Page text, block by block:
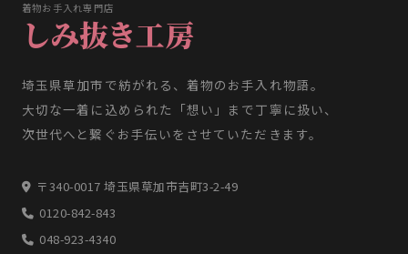
着物お手入れ専門店
しみ抜き工房
埼玉県草加市で紡がれる、着物のお手入れ物語。
大切な一着に込められた「想い」まで丁寧に扱い、
次世代へと繋ぐお手伝いをさせていただきます。
〒340-0017 埼玉県草加市吉町3-2-49
0120-842-843
048-923-4340